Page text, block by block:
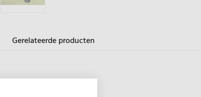
Gerelateerde producten